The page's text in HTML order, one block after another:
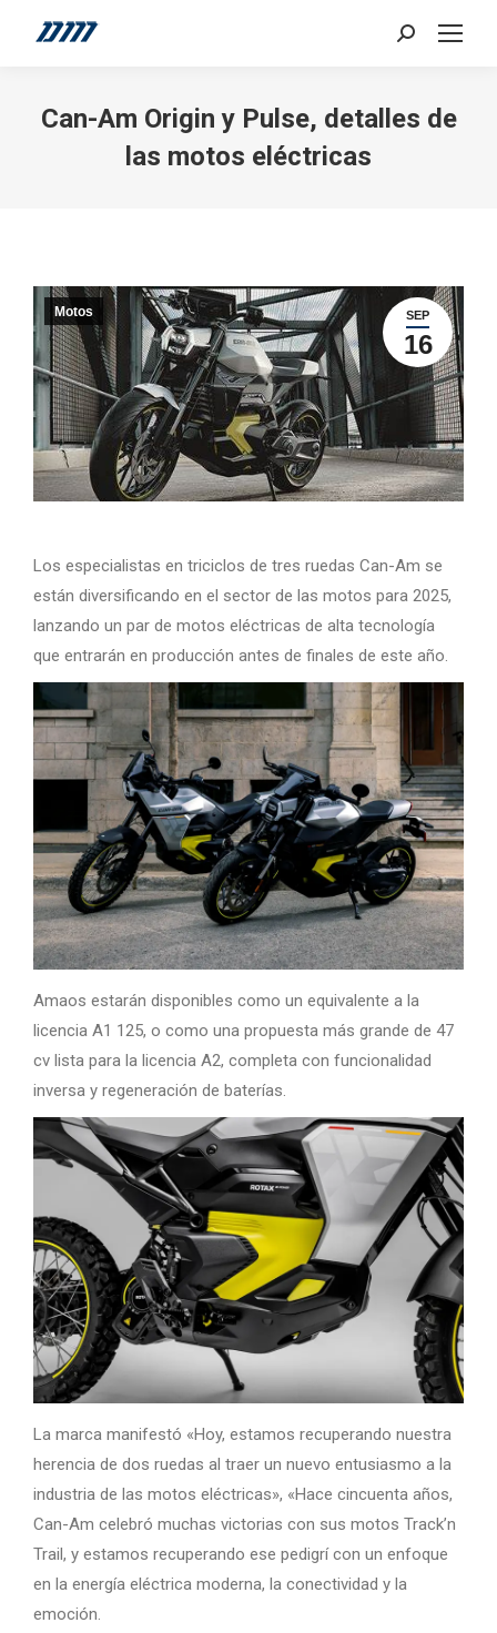
Search:
Can-Am Origin y Pulse, detalles de
las motos eléctricas
SEP
16
Motos
Los especialistas en triciclos de tres ruedas Can-Am se
están diversificando en el sector de las motos para 2025,
lanzando un par de motos eléctricas de alta tecnología
que entrarán en producción antes de finales de este año.
Amaos estarán disponibles como un equivalente a la
licencia A1 125, o como una propuesta más grande de 47
cv lista para la licencia A2, completa con funcionalidad
inversa y regeneración de baterías.
La marca manifestó «Hoy, estamos recuperando nuestra
herencia de dos ruedas al traer un nuevo entusiasmo a la
industria de las motos eléctricas», «Hace cincuenta años,
Can-Am celebró muchas victorias con sus motos Track’n
Trail, y estamos recuperando ese pedigrí con un enfoque
en la energía eléctrica moderna, la conectividad y la
emoción.